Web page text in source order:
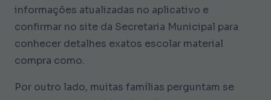
informações atualizadas no aplicativo e
confirmar no site da Secretaria Municipal para
conhecer detalhes exatos escolar material
compra como.
Por outro lado, muitas famílias perguntam se